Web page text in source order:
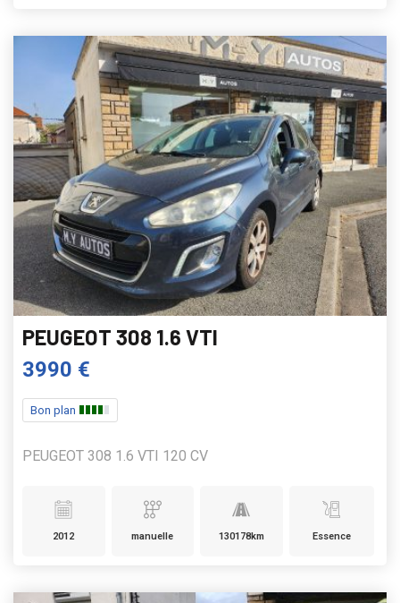
PEUGEOT 308 1.6 VTI
3990 €
Bon plan
PEUGEOT 308 1.6 VTI 120 CV
2012 manuelle 130178km Essence